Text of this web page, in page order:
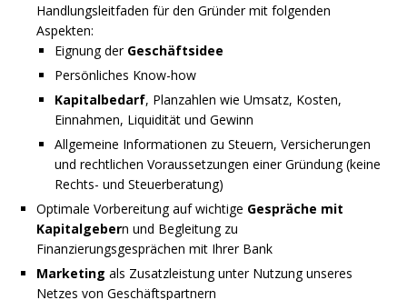
Handlungsleitfaden für den Gründer mit folgenden
Aspekten:
Eignung derGeschäftsidee
Persönliches Know-how
Kapitalbedarf, Planzahlen wie Umsatz, Kosten,
Einnahmen, Liquidität und Gewinn
Allgemeine Informationen zu Steuern, Versicherungen
und rechtlichen Voraussetzungen einer Gründung (keine
Rechts- und Steuerberatung)
Optimale Vorbereitung auf wichtige Gespräche mit
Kapitalgebern und Begleitung zu
Finanzierungsgesprächen mit Ihrer Bank
Marketing als Zusatzleistung unter Nutzung unseres
Netzes von Geschäftspartnern